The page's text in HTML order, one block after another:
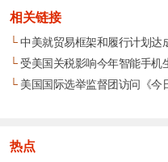
相关链接
└中美就贸易框架和履行计划达
└受美国关税影响今年智能手机
└美国国际选举监督团访问《今
热点